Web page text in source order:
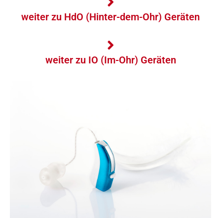
weiter zu HdO (Hinter-dem-Ohr) Geräten
weiter zu IO (Im-Ohr) Geräten